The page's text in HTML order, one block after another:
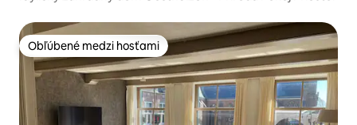
Obľúbené medzi hosťami
Obľúbené medzi hosťami